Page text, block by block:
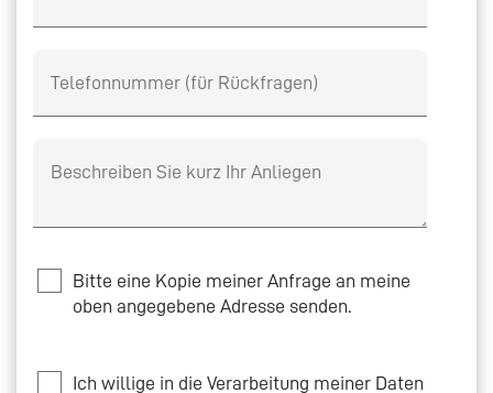
Bitte eine Kopie meiner Anfrage an meine
oben angegebene Adresse senden.
PrivacyIch willige in die Verarbeitung meiner Daten